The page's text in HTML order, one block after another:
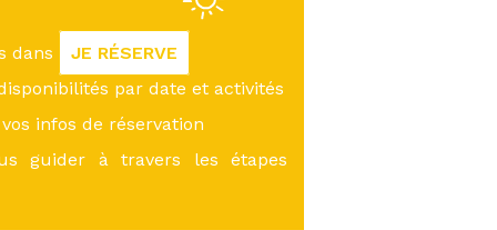
dans
JE RÉSERVE
par date et activités
infos de réservation
guider à travers les étapes